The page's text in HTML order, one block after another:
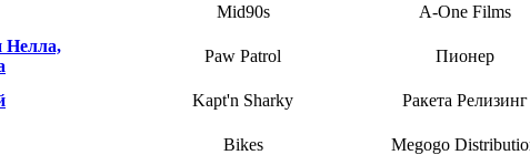
Mid90s A-One Films
Нелла,
Paw Patrol Пионер
Kapt'n Sharky Ракета Релизинг
Bikes Megogo